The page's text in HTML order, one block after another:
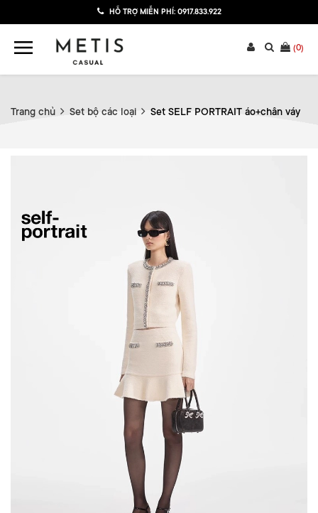
HỖ TRỢ MIỄN PHÍ: 0917.833.922
(0)
Trang chủ Set bộ các loại Set SELF PORTRAIT áo+chân váy